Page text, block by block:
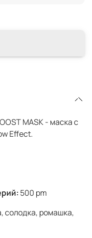
MASK - маска с
Effect.
500 pm
солодка, ромашка,